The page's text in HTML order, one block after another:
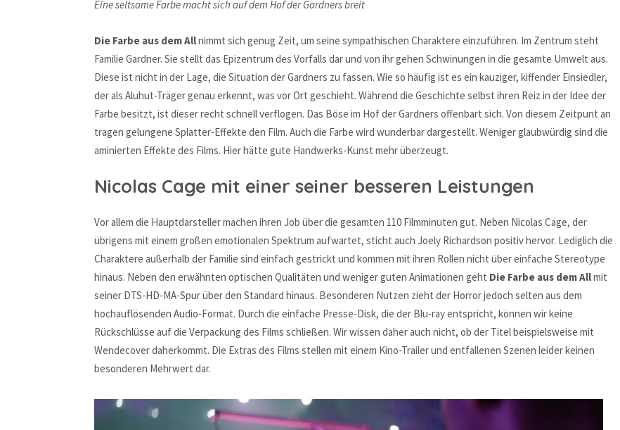
Eine seltsame Farbe macht sich auf dem Hof der Gardners breit
Die Farbe aus dem Allnimmt sich genug Zeit, um seine sympathischen Charaktere einzuführen. Im Zentrum steht
Familie Gardner. Sie stellt das Epizentrum des Vorfalls dar und von ihr gehen Schwinungen in die gesamte Umwelt aus.
Diese ist nicht in der Lage, die Situation der Gardners zu fassen. Wie so häufig ist es ein kauziger, kiffender Einsiedler,
der als Aluhut-Träger genau erkennt, was vor Ort geschieht. Während die Geschichte selbst ihren Reiz in der Idee der
Farbe besitzt, ist dieser recht schnell verflogen. Das Böse im Hof der Gardners offenbart sich. Von diesem Zeitpunt an
tragen gelungene Splatter-Effekte den Film. Auch die Farbe wird wunderbar dargestellt. Weniger glaubwürdig sind die
aminierten Effekte des Films. Hier hätte gute Handwerks-Kunst mehr überzeugt.
Nicolas Cage mit einer seiner besseren Leistungen
Vor allem die Hauptdarsteller machen ihren Job über die gesamten 110 Filmminuten gut. Neben Nicolas Cage, der
übrigens mit einem großen emotionalen Spektrum aufwartet, sticht auch Joely Richardson positiv hervor. Lediglich die
Charaktere außerhalb der Familie sind einfach gestrickt und kommen mit ihren Rollen nicht über einfache Stereotype
hinaus. Neben den erwähnten optischen Qualitäten und weniger guten Animationen geht Die Farbe aus dem Allmit
seiner DTS-HD-MA-Spur über den Standard hinaus. Besonderen Nutzen zieht der Horror jedoch selten aus dem
hochauflösenden Audio-Format. Durch die einfache Presse-Disk, die der Blu-ray entspricht, können wir keine
Rückschlüsse auf die Verpackung des Films schließen. Wir wissen daher auch nicht, ob der Titel beispielsweise mit
Wendecover daherkommt. Die Extras des Films stellen mit einem Kino-Trailer und entfallenen Szenen leider keinen
besonderen Mehrwert dar.